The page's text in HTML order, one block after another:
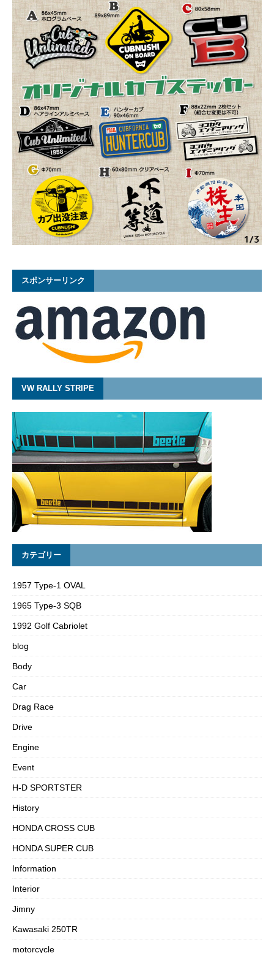
スポンサーリンク
VW RALLY STRIPE
カテゴリー
1957 Type-1 OVAL
1965 Type-3 SQB
1992 Golf Cabriolet
blog
Body
Car
Drag Race
Drive
Engine
Event
H-D SPORTSTER
History
HONDA CROSS CUB
HONDA SUPER CUB
Information
Interior
Jimny
Kawasaki 250TR
motorcycle